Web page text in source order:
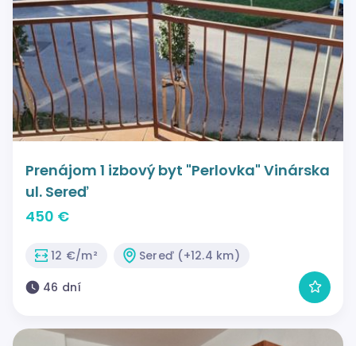
Prenájom 1 izbový byt "Perlovka" Vinárska
ul. Sereď
450 €
12 €/m²
Sereď (+12.4 km)
46 dní